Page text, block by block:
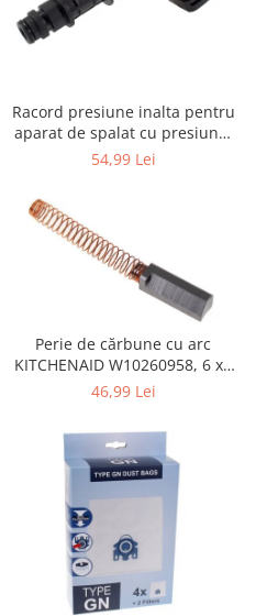
Componente PC
Desktop PC & Monitoare
Consumabile
Periferice PC
Retelistica & Supraveghere
Telecomenzi garaj
Sport & Activitati in aer liber
Accesorii antrenament
Accesorii sportive
Articole Voiaj
Sporturi acvatice
Sporturi de interior
TV, Audio & Foto
Aparate Foto & Accesorii
Audio HI-FI & Profesionale
Camere video si sport
Racord presiune inalta pentru
aparat de spalat cu presiune,
KARCHER 9.013-355.0, K4/K5
54,99 Lei
Perie de cărbune cu arc
KITCHENAID W10260958, 6 x6
x 19 mm, pentru 5KSM15
46,99 Lei